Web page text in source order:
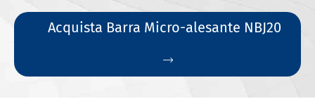
Acquista Barra Micro-alesante NBJ20
